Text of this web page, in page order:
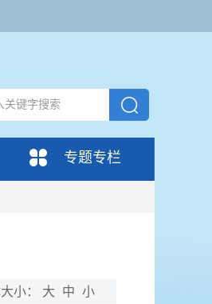
专题专栏
小： 大 中 小